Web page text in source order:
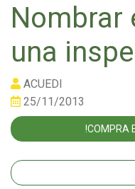
Nombrar
una
ACUEDI
25/11/2013
!COMPRA